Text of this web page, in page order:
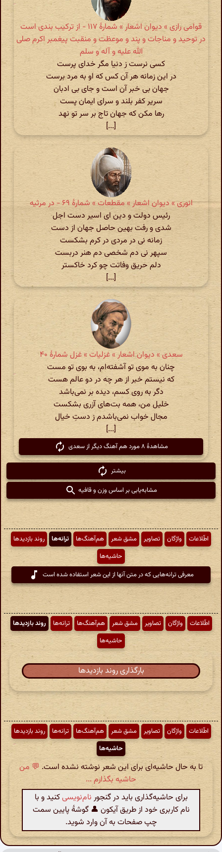
قوامی رازی » دیوان اشعار » شمارهٔ ۱۱۷ - از ترکیب بندی است
در توحید و مناجات و پند و موعظت و منقبت پیغمبر اکرم صلی
الله علیه و آله و سلم
کسی نرست ز دنیا مگر خدای پرست
در این زمانه هر آن کس که او به مرد برست
جهان بی خبر آن است و جای بی ادبان
سریر کفر بلند و سرای ایمان پست
رها مکن که جهان تاج بر سر تو نهد
[...]
انوری » دیوان اشعار » مقطعات » شمارهٔ ۶۹ - در مرثیه
رئیس دولت و دین ای اسیر دست اجل
شدی و رفت بهین حاصل جهان از دست
زمانه نی در مردی در کرم بشکست
سپهر نی دم شخصی دم هنر دربست
دلم حریق وفاتت چو کرد خاکستر
[...]
سعدی » دیوان اشعار » غزلیات » غزل شمارهٔ ۴۰
چنان به موی تو آشفته‌ام، به بوی تو مست
که نیستم خبر از هر چه در دو عالم هست
دگر به روی کسم، دیده بر نمی‌باشد
خلیل من، همه بت‌های آزری بشکست
مجال خواب نمی‌باشدم ز دستِ خیال
[...]
مشاهدهٔ ۸ مورد هم آهنگ دیگر از سعدی
بیشتر
مشابه‌یابی بر اساس وزن و قافیه
اطّلاعات واژگان تصاویر مشق شعر هم‌آهنگ‌ها ترانه‌ها
روند بازدیدها
حاشیه‌ها
معرفی ترانه‌هایی که در متن آنها از این شعر استفاده شده است
اطّلاعات واژگان تصاویر مشق شعر هم‌آهنگ‌ها ترانه‌ها
روند بازدیدها
حاشیه‌ها
بارگذاری روند بازدیدها
اطّلاعات واژگان تصاویر مشق شعر هم‌آهنگ‌ها ترانه‌ها
روند بازدیدها
حاشیه‌ها
تا به حال حاشیه‌ای برای این شعر نوشته نشده است. 💬 من
حاشیه بگذارم ...
برای حاشیه‌گذاری باید در گنجور نام‌نویسیکنید و با
نام کاربری خود از طریق آیکون 👤 گوشهٔ پایین سمت
چپ صفحات به آن وارد شوید.